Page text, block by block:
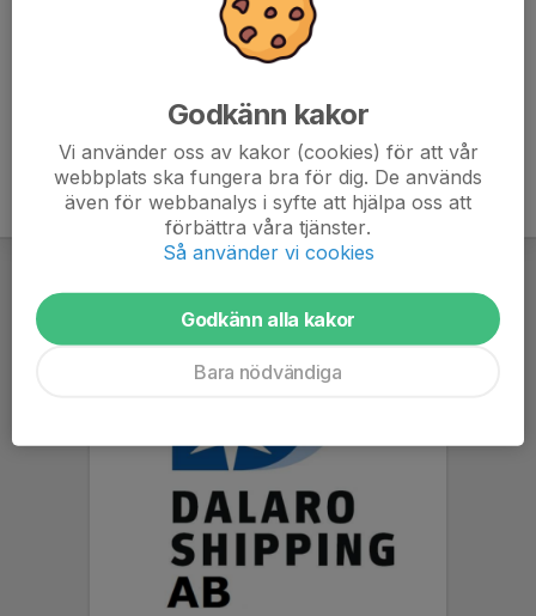
Godkänn kakor
Vi använder oss av kakor (cookies) för att vår
webbplats ska fungera bra för dig. De används
även för webbanalys i syfte att hjälpa oss att
förbättra våra tjänster.
Så använder vi cookies
Godkänn alla kakor
Bara nödvändiga